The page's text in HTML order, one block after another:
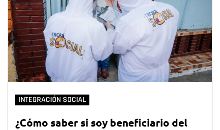
INTEGRACIÓN SOCIAL
¿Cómo saber si soy beneficiario del